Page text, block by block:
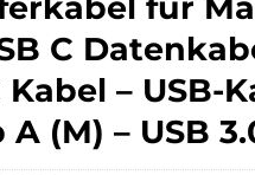
C
Kabel – USB-
A (M) – USB